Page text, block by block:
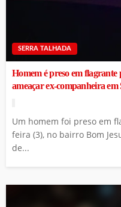
SERRA TALHADA
Homem é preso em
ameaçar ex-companheira
Um homem foi preso em
feira (3), no bairro Bom
de...